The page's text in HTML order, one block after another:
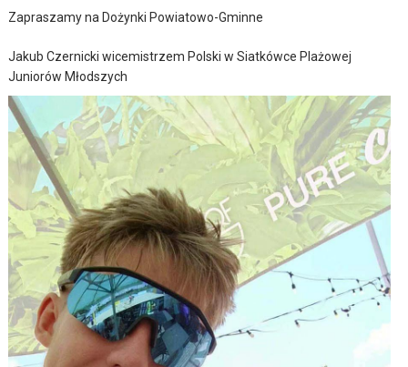
Zapraszamy na Dożynki Powiatowo-Gminne
Jakub Czernicki wicemistrzem Polski w Siatkówce Plażowej
Juniorów Młodszych